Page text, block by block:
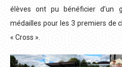
élèves ont pu bénéficier
médailles pour les 3 premiers de
« Cross ».